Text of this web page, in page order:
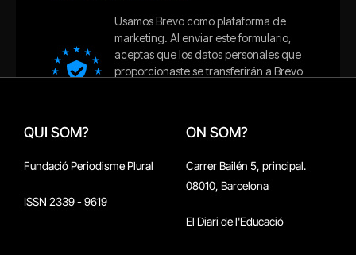
QUI SOM?
Fundació Periodisme Plural
ISSN 2339 - 9619
ON SOM?
Carrer Bailén 5, principal.
08010, Barcelona
El Diari de l'Educació